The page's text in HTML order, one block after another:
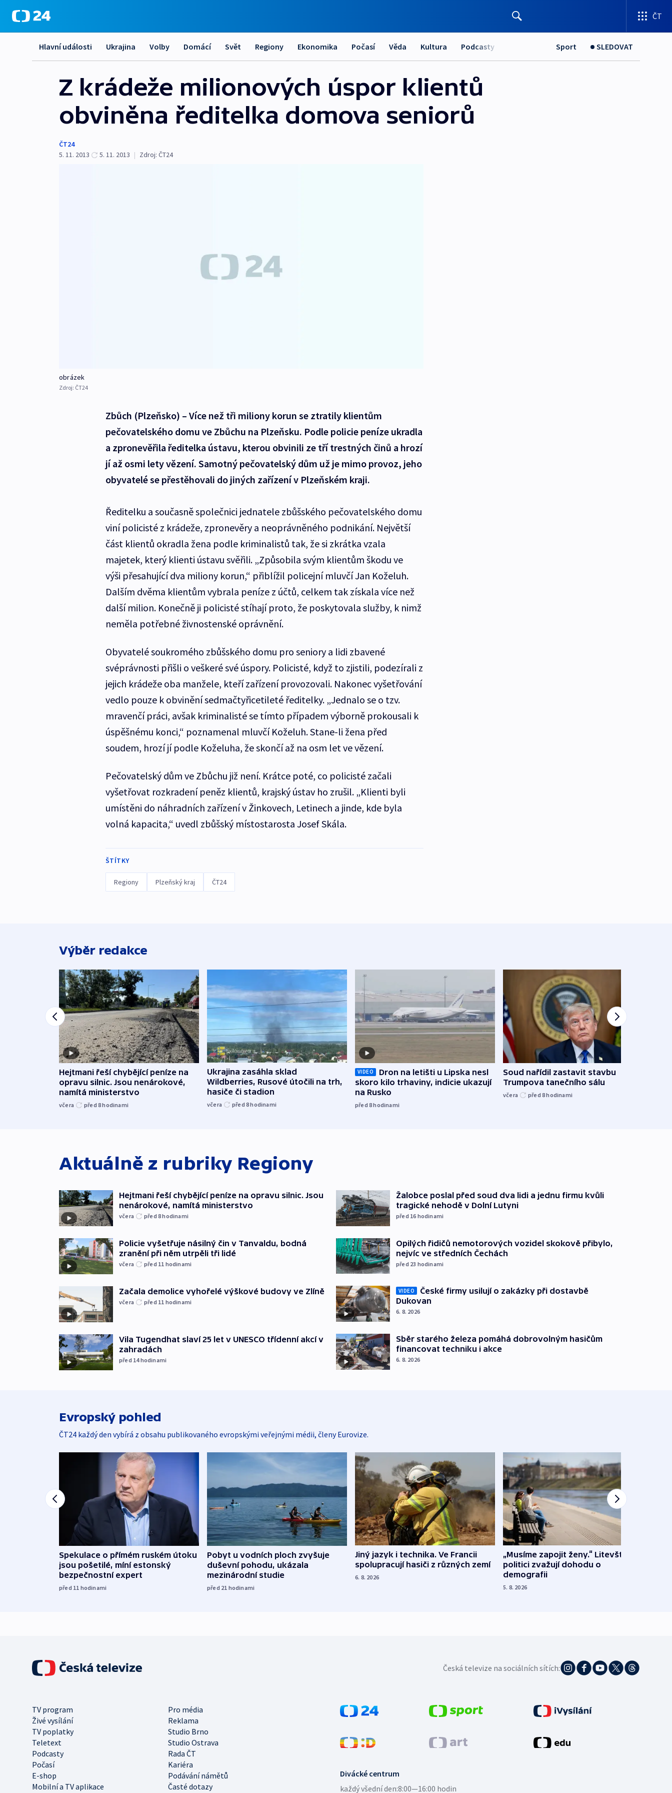
ČT
Hlavní události Ukrajina Volby Domácí Svět Regiony Ekonomika Počasí Věda Kultura Podcasty Sport SLEDOVAT
Z krádeže milionových úspor klientů
obviněna ředitelka domova seniorů
ČT24
5. 11. 2013
5. 11. 2013 | Zdroj: ČT24
obrázek
Zdroj: ČT24
Zbůch (Plzeňsko) – Více než tři miliony korun se ztratily klientům
pečovatelského domu ve Zbůchu na Plzeňsku. Podle policie peníze ukradla
a zpronevěřila ředitelka ústavu, kterou obvinili ze tří trestných činů a hrozí
jí až osmi lety vězení. Samotný pečovatelský dům už je mimo provoz, jeho
obyvatelé se přestěhovali do jiných zařízení v Plzeňském kraji.
Ředitelku a současně společnici jednatele zbůšského pečovatelského domu
viní policisté z krádeže, zpronevěry a neoprávněného podnikání. Největší
část klientů okradla žena podle kriminalistů tak, že si zkrátka vzala
majetek, který klienti ústavu svěřili. „Způsobila svým klientům škodu ve
výši přesahující dva miliony korun,“ přiblížil policejní mluvčí Jan Koželuh.
Dalším dvěma klientům vybrala peníze z účtů, celkem tak získala více než
další milion. Konečně ji policisté stíhají proto, že poskytovala služby, k nimž
neměla potřebné živnostenské oprávnění.
Obyvatelé soukromého zbůšského domu pro seniory a lidi zbavené
svéprávnosti přišli o veškeré své úspory. Policisté, když to zjistili, podezírali z
jejich krádeže oba manžele, kteří zařízení provozovali. Nakonec vyšetřování
vedlo pouze k obvinění sedmačtyřicetileté ředitelky. „Jednalo se o tzv.
mravenčí práci, avšak kriminalisté se tímto případem výborně prokousali k
úspěšnému konci,“ poznamenal mluvčí Koželuh. Stane-li žena před
soudem, hrozí jí podle Koželuha, že skončí až na osm let ve vězení.
Pečovatelský dům ve Zbůchu již není. Krátce poté, co policisté začali
vyšetřovat rozkradení peněz klientů, krajský ústav ho zrušil. „Klienti byli
umístěni do náhradních zařízení v Žinkovech, Letinech a jinde, kde byla
volná kapacita,“ uvedl zbůšský místostarosta Josef Skála.
ŠTÍTKY
Regiony Plzeňský kraj ČT24
Výběr redakce
Hejtmani řeší chybějící peníze na
opravu silnic. Jsou nenárokové,
namítá ministerstvo
včera před 8hodinami
Ukrajina zasáhla sklad
Wildberries, Rusové útočili na trh,
hasiče či stadion
včera před 8hodinami
VIDEO
Dron na letišti u Lipska nesl
skoro kilo trhaviny, indicie ukazují
na Rusko
před 8hodinami
Soud nařídil zastavit stavbu
Trumpova tanečního sálu
včera před 8hodinami
Aktuálně z rubriky Regiony
Hejtmani řeší chybějící peníze na opravu silnic. Jsou
nenárokové, namítá ministerstvo
včera před 8hodinami
Policie vyšetřuje násilný čin v Tanvaldu, bodná
zranění při něm utrpěli tři lidé
včera před 11 hodinami
Začala demolice vyhořelé výškové budovy ve Zlíně
včera před 11 hodinami
Vila Tugendhat slaví 25 let v UNESCO třídenní akcí v
zahradách
před 14hodinami
Žalobce poslal před soud dva lidi a jednu firmu kvůli
tragické nehodě v Dolní Lutyni
před 16 hodinami
Opilých řidičů nemotorových vozidel skokově přibylo,
nejvíc ve středních Čechách
před 23 hodinami
VIDEO
České firmy usilují o zakázky při dostavbě
Dukovan
6. 8. 2026
Sběr starého železa pomáhá dobrovolným hasičům
financovat techniku i akce
6. 8. 2026
Evropský pohled
ČT24 každý den vybírá z obsahu publikovaného evropskými veřejnými médii, členy Eurovize.
Spekulace o přímém ruském útoku
jsou pošetilé, míní estonský
bezpečnostní expert
před 11 hodinami
Pobyt u vodních ploch zvyšuje
duševní pohodu, ukázala
mezinárodní studie
před 21 hodinami
Jiný jazyk i technika. Ve Francii
spolupracují hasiči z různých zemí
6. 8. 2026
„Musíme zapojit ženy.“ Litevští
politici zvažují dohodu o
demografii
5. 8. 2026
Česká televize na sociálních sítích:
TV program
Pro média
Živé vysílání
Reklama
TV poplatky
Studio Brno
Teletext
Studio Ostrava
Podcasty
Rada ČT
Počasí
Kariéra
E-shop
Podávání námětů
Mobilní a TV aplikace
Časté dotazy
Divácké centrum
každý všední den:8:00—16:00 hodin